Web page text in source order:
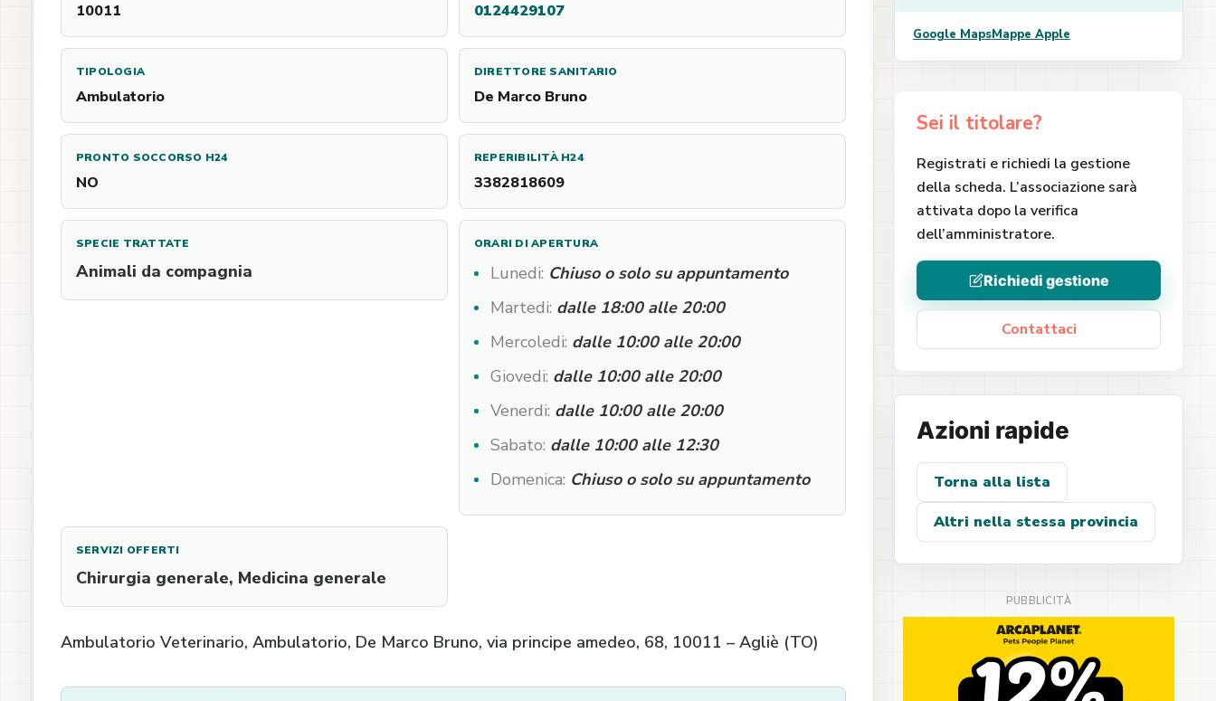
10011 0124429107
TIPOLOGIA
Ambulatorio
DIRETTORE SANITARIO
De Marco Bruno
PRONTO SOCCORSO H24
NO
REPERIBILITÀ H24
3382818609
SPECIE TRATTATE
Animali da compagnia
ORARI DI APERTURA
Lunedi: Chiuso o solo su appuntamento
Martedi: dalle 18:00 alle 20:00
Mercoledi: dalle 10:00 alle 20:00
Giovedi: dalle 10:00 alle 20:00
Venerdi: dalle 10:00 alle 20:00
Sabato: dalle 10:00 alle 12:30
Domenica: Chiuso o solo su appuntamento
SERVIZI OFFERTI
Chirurgia generale, Medicina generale
Ambulatorio Veterinario, Ambulatorio, De Marco Bruno, via principe amedeo, 68, 10011 – Agliè (TO)
Google MapsMappe Apple
Sei il titolare?
Registrati e richiedi la gestione
della scheda. L’associazione sarà
attivata dopo la verifica
dell’amministratore.
Richiedi gestione
Contattaci
Azioni rapide
Torna alla lista
Altri nella stessa provincia